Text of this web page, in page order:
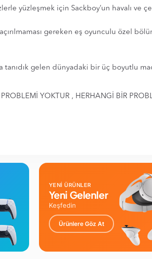
yüzleşmek için Sackboy’un havalı ve
gereken eş oyunculu özel
gelen dünyadaki bir üç boyutlu
YOKTUR , HERHANGİ BİR
YENİ ÜRÜNLER
Yeni Gelenler
Keşfedin
Ürünlere Göz At